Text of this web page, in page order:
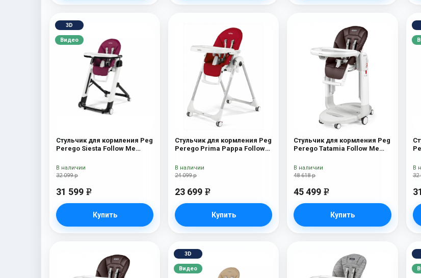
3D
Видео
Стульчик для кормления Peg
Perego Siesta Follow Me
32 099 р
31 599 e
Купить
В наличии
Стульчик для кормления Peg
Perego Prima Pappa Follow
24 099 р
23 699 e
Купить
В наличии
Стульчик для кормления Peg
Perego Tatamia Follow Me
48 618 р
45 499 e
Купить
В наличии
32
В
3D
Видео